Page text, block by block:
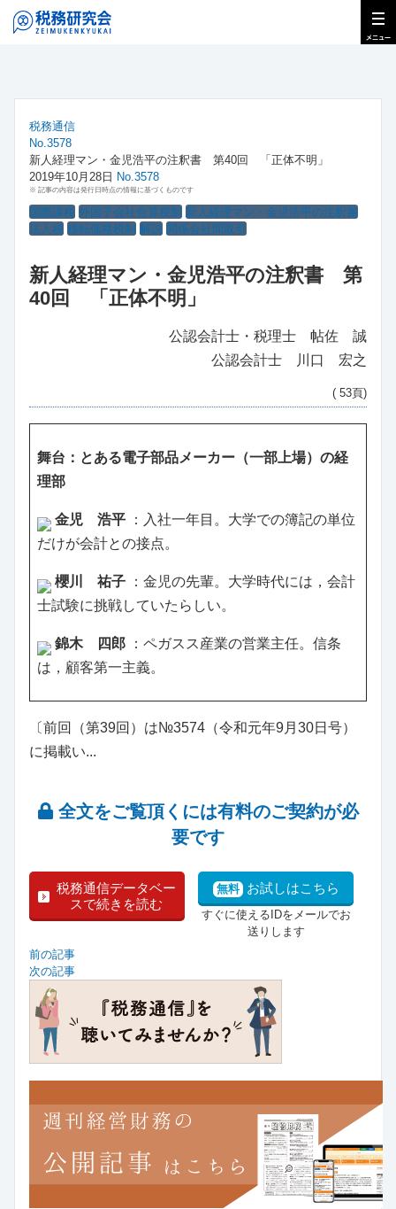
税務通信
No.3578
新人経理マン・金児浩平の注釈書 第40回 「正体不明」
2019年10月28日 No.3578
※ 記事の内容は発行日時点の情報に基づくものです
国際課税 外国子会社合算税制 新人経理マン・金児浩平の注釈書
法人税 移転価格税制 解説 関係会社間取引
新人経理マン・金児浩平の注釈書 第
40回 「正体不明」
公認会計士・税理士 帖佐 誠
公認会計士 川口 宏之
( 53頁)
舞台：とある電子部品メーカー（一部上場）の経
理部
金児 浩平 ：入社一年目。大学での簿記の単位
だけが会計との接点。
櫻川 祐子 ：金児の先輩。大学時代には，会計
士試験に挑戦していたらしい。
錦木 四郎 ：ペガスス産業の営業主任。信条
は，顧客第一主義。
〔前回（第39回）は№3574（令和元年9月30日号）
に掲載い...
全文をご覧頂くには有料のご契約が必
要です
税務通信データベー
スで続きを読む
無料 お試しはこちら
すぐに使えるIDをメールでお
送りします
前の記事
次の記事